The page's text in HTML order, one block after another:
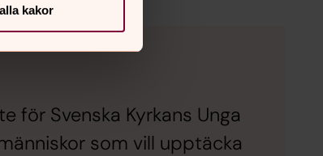
kakor
för Svenska Kyrkans Unga
som vill upptäcka